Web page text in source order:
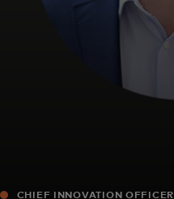
CHIEF INNOVATION OFFICER